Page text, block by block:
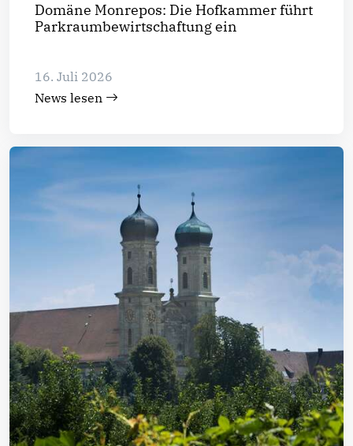
Domäne Monrepos: Die Hofkammer führt
Parkraumbewirtschaftung ein
16. Juli 2026
News lesen